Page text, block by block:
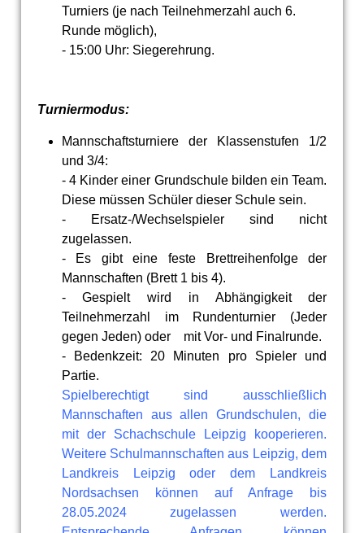
Turniers (je nach Teilnehmerzahl auch 6.
Runde möglich),
- 15:00 Uhr: Siegerehrung.
Turniermodus:
Mannschaftsturniere der Klassenstufen 1/2
und 3/4:
- 4 Kinder einer Grundschule bilden ein Team.
Diese müssen Schüler dieser Schule sein.
- Ersatz-/Wechselspieler sind nicht
zugelassen.
- Es gibt eine feste Brettreihenfolge der
Mannschaften (Brett 1 bis 4).
- Gespielt wird in Abhängigkeit der
Teilnehmerzahl im Rundenturnier
(Jeder
gegen Jeden) oder mit Vor- und Finalrunde.
- Bedenkzeit: 20 Minuten pro Spieler und
Partie.
Spielberechtigt sind ausschließlich
Mannschaften aus allen Grundschulen, die
mit der Schachschule Leipzig kooperieren.
Weitere Schulmannschaften aus Leipzig, dem
Landkreis Leipzig oder dem Landkreis
Nordsachsen können auf Anfrage bis
28.05.2024 zugelassen werden.